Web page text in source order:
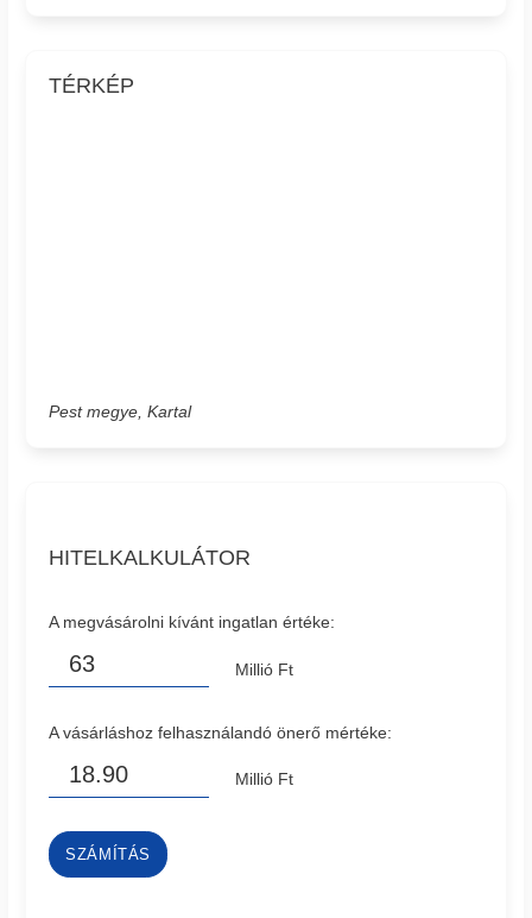
TÉRKÉP
Pest megye, Kartal
HITELKALKULÁTOR
A megvásárolni kívánt ingatlan értéke:
Millió Ft
A vásárláshoz felhasználandó önerő mértéke:
Millió Ft
SZÁMÍTÁS